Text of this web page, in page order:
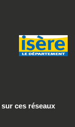
sur ces réseaux